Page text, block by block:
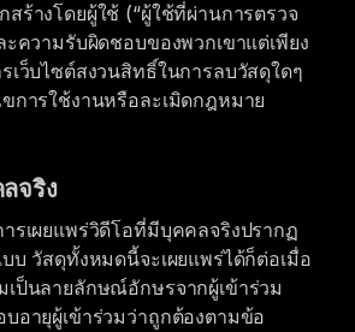
ร้างโดยผู้ใช้ (“ผู้ใช้ที่ผ่านการตรวจ
ความรับผิดชอบของพวกเขาแต่เพียง
รเว็บไซต์สงวนสิทธิ์ในการลบวัสดุใดๆ
การใช้งานหรือละเมิดกฎหมาย
จริง
รเผยแพร่วิดีโอที่มีบุคคลจริงปรากฏ
บ วัสดุทั้งหมดนี้จะเผยแพร่ได้ก็ต่อเมื่อ
ป็นลายลักษณ์อักษรจากผู้เข้าร่วม
อายุผู้เข้าร่วมว่าถูกต้องตามข้อ